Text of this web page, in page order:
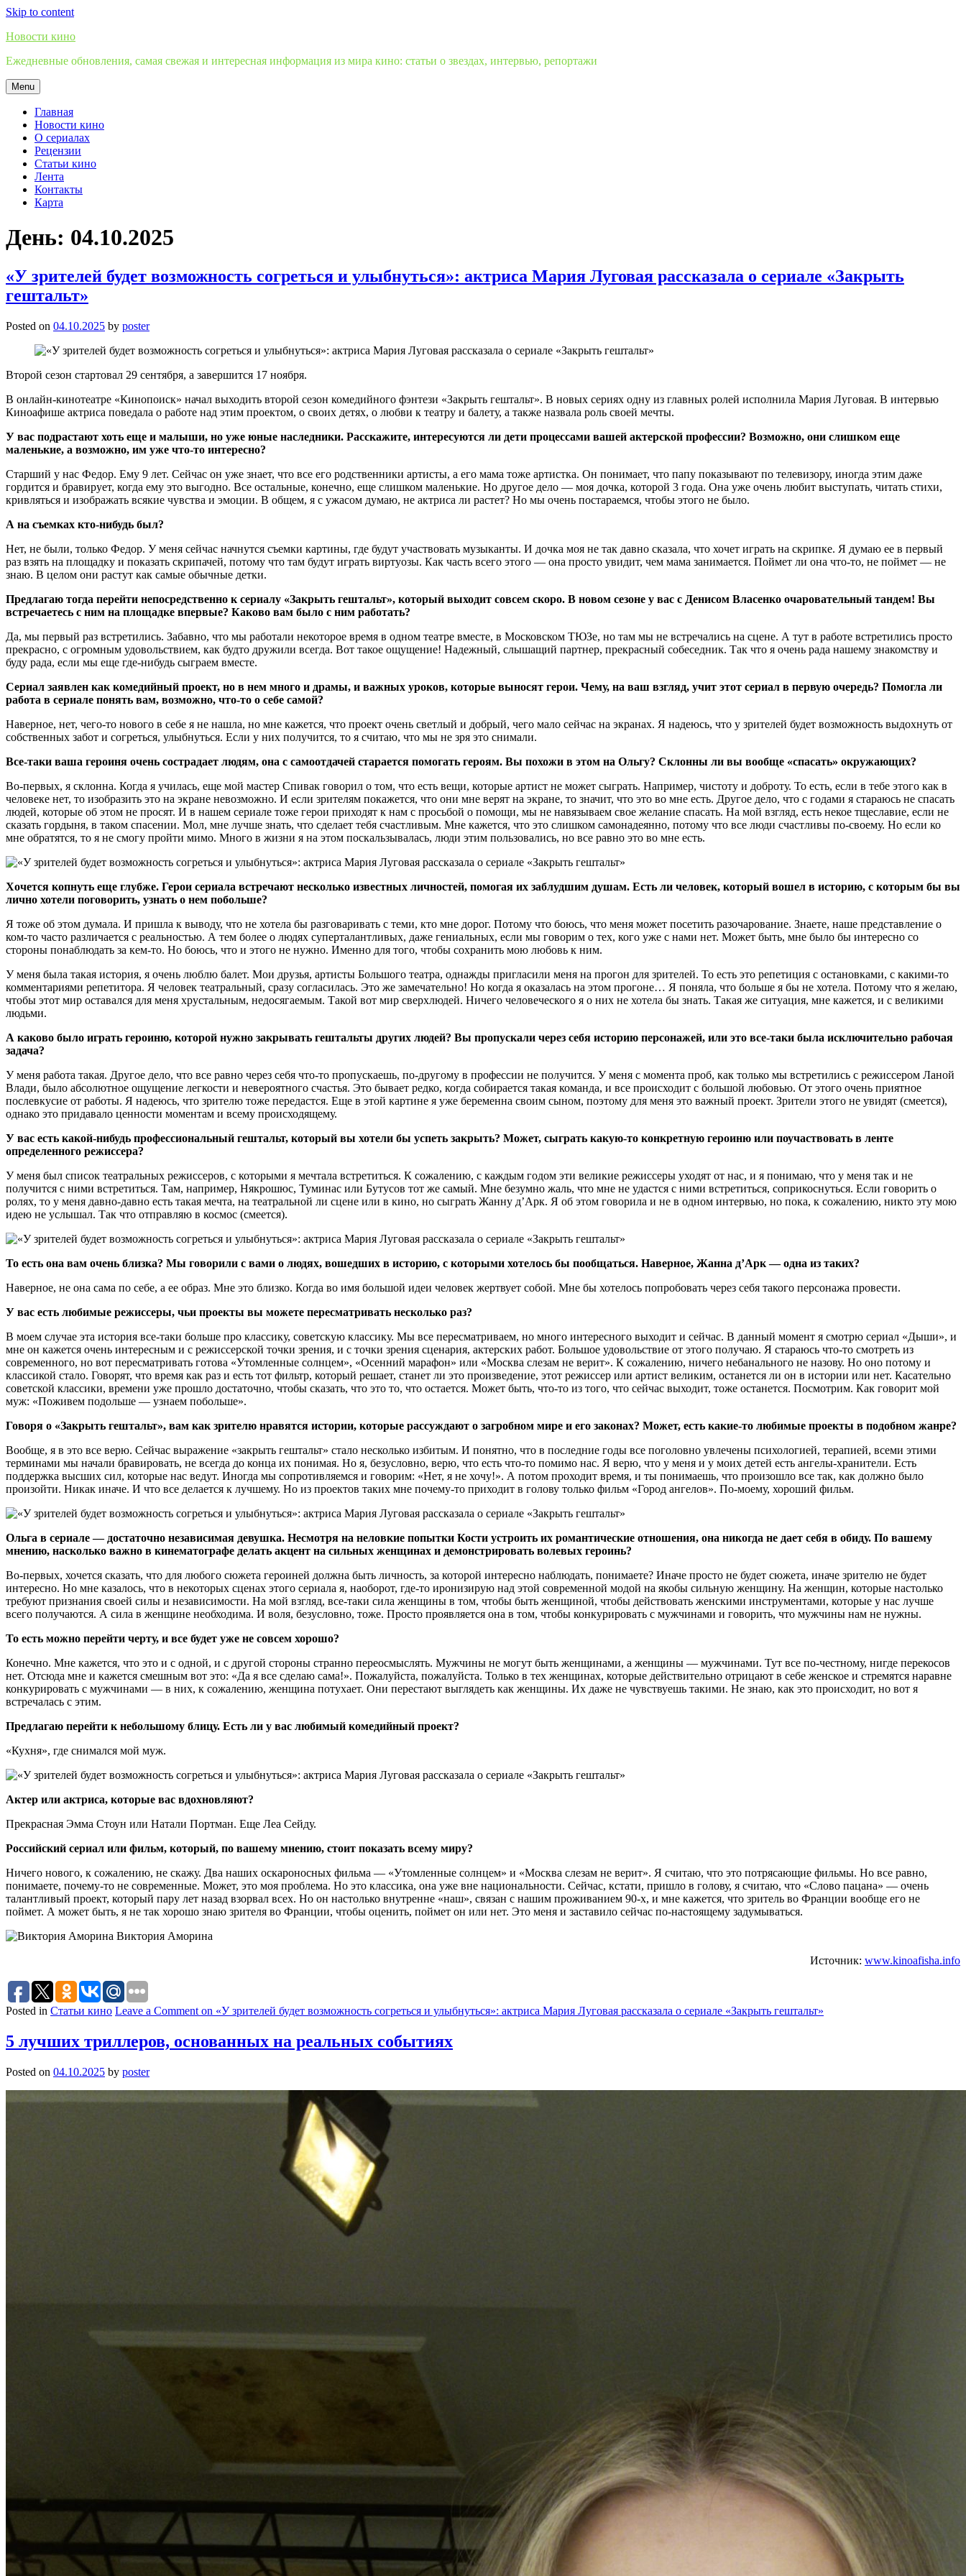
Skip to content
Новости кино
Ежедневные обновления, самая свежая и интересная информация из мира кино: статьи о звездах, интервью, репортажи
Menu
Главная
Новости кино
О сериалах
Рецензии
Статьи кино
Лента
Контакты
Карта
День: 04.10.2025
«У зрителей будет возможность согреться и улыбнуться»: актриса Мария Луговая рассказала о сериале «Закрыть
гештальт»
Posted on 04.10.2025 by poster
Второй сезон стартовал 29 сентября, а завершится 17 ноября.
В онлайн-кинотеатре «Кинопоиск» начал выходить второй сезон комедийного фэнтези «Закрыть гештальт». В новых сериях одну из главных ролей исполнила Мария Луговая. В интервью
Киноафише актриса поведала о работе над этим проектом, о своих детях, о любви к театру и балету, а также назвала роль своей мечты.
У вас подрастают хоть еще и малыши, но уже юные наследники. Расскажите, интересуются ли дети процессами вашей актерской профессии? Возможно, они слишком еще
маленькие, а возможно, им уже что-то интересно?
Старший у нас Федор. Ему 9 лет. Сейчас он уже знает, что все его родственники артисты, а его мама тоже артистка. Он понимает, что папу показывают по телевизору, иногда этим даже
гордится и бравирует, когда ему это выгодно. Все остальные, конечно, еще слишком маленькие. Но другое дело — моя дочка, которой 3 года. Она уже очень любит выступать, читать стихи,
кривляться и изображать всякие чувства и эмоции. В общем, я с ужасом думаю, не актриса ли растет? Но мы очень постараемся, чтобы этого не было.
А на съемках кто-нибудь был?
Нет, не были, только Федор. У меня сейчас начнутся съемки картины, где будут участвовать музыканты. И дочка моя не так давно сказала, что хочет играть на скрипке. Я думаю ее в первый
раз взять на площадку и показать скрипачей, потому что там будут играть виртуозы. Как часть всего этого — она просто увидит, чем мама занимается. Поймет ли она что-то, не поймет — не
знаю. В целом они растут как самые обычные детки.
Предлагаю тогда перейти непосредственно к сериалу «Закрыть гештальт», который выходит совсем скоро. В новом сезоне у вас с Денисом Власенко очаровательный тандем! Вы
встречаетесь с ним на площадке впервые? Каково вам было с ним работать?
Да, мы первый раз встретились. Забавно, что мы работали некоторое время в одном театре вместе, в Московском ТЮЗе, но там мы не встречались на сцене. А тут в работе встретились просто
прекрасно, с огромным удовольствием, как будто дружили всегда. Вот такое ощущение! Надежный, слышащий партнер, прекрасный собеседник. Так что я очень рада нашему знакомству и
буду рада, если мы еще где-нибудь сыграем вместе.
Сериал заявлен как комедийный проект, но в нем много и драмы, и важных уроков, которые выносят герои. Чему, на ваш взгляд, учит этот сериал в первую очередь? Помогла ли
работа в сериале понять вам, возможно, что-то о себе самой?
Наверное, нет, чего-то нового в себе я не нашла, но мне кажется, что проект очень светлый и добрый, чего мало сейчас на экранах. Я надеюсь, что у зрителей будет возможность выдохнуть от
собственных забот и согреться, улыбнуться. Если у них получится, то я считаю, что мы не зря это снимали.
Все-таки ваша героиня очень сострадает людям, она с самоотдачей старается помогать героям. Вы похожи в этом на Ольгу? Склонны ли вы вообще «спасать» окружающих?
Во-первых, я склонна. Когда я училась, еще мой мастер Спивак говорил о том, что есть вещи, которые артист не может сыграть. Например, чистоту и доброту. То есть, если в тебе этого как в
человеке нет, то изобразить это на экране невозможно. И если зрителям покажется, что они мне верят на экране, то значит, что это во мне есть. Другое дело, что с годами я стараюсь не спасать
людей, которые об этом не просят. И в нашем сериале тоже герои приходят к нам с просьбой о помощи, мы не навязываем свое желание спасать. На мой взгляд, есть некое тщеславие, если не
сказать гордыня, в таком спасении. Мол, мне лучше знать, что сделает тебя счастливым. Мне кажется, что это слишком самонадеянно, потому что все люди счастливы по-своему. Но если ко
мне обратятся, то я не смогу пройти мимо. Много в жизни я на этом поскальзывалась, люди этим пользовались, но все равно это во мне есть.
Хочется копнуть еще глубже. Герои сериала встречают несколько известных личностей, помогая их заблудшим душам. Есть ли человек, который вошел в историю, с которым бы вы
лично хотели поговорить, узнать о нем побольше?
Я тоже об этом думала. И пришла к выводу, что не хотела бы разговаривать с теми, кто мне дорог. Потому что боюсь, что меня может посетить разочарование. Знаете, наше представление о
ком-то часто различается с реальностью. А тем более о людях суперталантливых, даже гениальных, если мы говорим о тех, кого уже с нами нет. Может быть, мне было бы интересно со
стороны понаблюдать за кем-то. Но боюсь, что и этого не нужно. Именно для того, чтобы сохранить мою любовь к ним.
У меня была такая история, я очень люблю балет. Мои друзья, артисты Большого театра, однажды пригласили меня на прогон для зрителей. То есть это репетиция с остановками, с какими-то
комментариями репетитора. Я человек театральный, сразу согласилась. Это же замечательно! Но когда я оказалась на этом прогоне… Я поняла, что больше я бы не хотела. Потому что я желаю,
чтобы этот мир оставался для меня хрустальным, недосягаемым. Такой вот мир сверхлюдей. Ничего человеческого я о них не хотела бы знать. Такая же ситуация, мне кажется, и с великими
людьми.
А каково было играть героиню, которой нужно закрывать гештальты других людей? Вы пропускали через себя историю персонажей, или это все-таки была исключительно рабочая
задача?
У меня работа такая. Другое дело, что все равно через себя что-то пропускаешь, по-другому в профессии не получится. У меня с момента проб, как только мы встретились с режиссером Ланой
Влади, было абсолютное ощущение легкости и невероятного счастья. Это бывает редко, когда собирается такая команда, и все происходит с большой любовью. От этого очень приятное
послевкусие от работы. Я надеюсь, что зрителю тоже передастся. Еще в этой картине я уже беременна своим сыном, поэтому для меня это важный проект. Зрители этого не увидят (смеется),
однако это придавало ценности моментам и всему происходящему.
У вас есть какой-нибудь профессиональный гештальт, который вы хотели бы успеть закрыть? Может, сыграть какую-то конкретную героиню или поучаствовать в ленте
определенного режиссера?
У меня был список театральных режиссеров, с которыми я мечтала встретиться. К сожалению, с каждым годом эти великие режиссеры уходят от нас, и я понимаю, что у меня так и не
получится с ними встретиться. Там, например, Някрошюс, Туминас или Бутусов тот же самый. Мне безумно жаль, что мне не удастся с ними встретиться, соприкоснуться. Если говорить о
ролях, то у меня давно-давно есть такая мечта, на театральной ли сцене или в кино, но сыграть Жанну д’Арк. Я об этом говорила и не в одном интервью, но пока, к сожалению, никто эту мою
идею не услышал. Так что отправляю в космос (смеется).
То есть она вам очень близка? Мы говорили с вами о людях, вошедших в историю, с которыми хотелось бы пообщаться. Наверное, Жанна д’Арк — одна из таких?
Наверное, не она сама по себе, а ее образ. Мне это близко. Когда во имя большой идеи человек жертвует собой. Мне бы хотелось попробовать через себя такого персонажа провести.
У вас есть любимые режиссеры, чьи проекты вы можете пересматривать несколько раз?
В моем случае эта история все-таки больше про классику, советскую классику. Мы все пересматриваем, но много интересного выходит и сейчас. В данный момент я смотрю сериал «Дыши», и
мне он кажется очень интересным и с режиссерской точки зрения, и с точки зрения сценария, актерских работ. Большое удовольствие от этого получаю. Я стараюсь что-то смотреть из
современного, но вот пересматривать готова «Утомленные солнцем», «Осенний марафон» или «Москва слезам не верит». К сожалению, ничего небанального не назову. Но оно потому и
классикой стало. Говорят, что время как раз и есть тот фильтр, который решает, станет ли это произведение, этот режиссер или артист великим, останется ли он в истории или нет. Касательно
советской классики, времени уже прошло достаточно, чтобы сказать, что это то, что остается. Может быть, что-то из того, что сейчас выходит, тоже останется. Посмотрим. Как говорит мой
муж: «Поживем подольше — узнаем побольше».
Говоря о «Закрыть гештальт», вам как зрителю нравятся истории, которые рассуждают о загробном мире и его законах? Может, есть какие-то любимые проекты в подобном жанре?
Вообще, я в это все верю. Сейчас выражение «закрыть гештальт» стало несколько избитым. И понятно, что в последние годы все поголовно увлечены психологией, терапией, всеми этими
терминами мы начали бравировать, не всегда до конца их понимая. Но я, безусловно, верю, что есть что-то помимо нас. Я верю, что у меня и у моих детей есть ангелы-хранители. Есть
поддержка высших сил, которые нас ведут. Иногда мы сопротивляемся и говорим: «Нет, я не хочу!». А потом проходит время, и ты понимаешь, что произошло все так, как должно было
произойти. Никак иначе. И что все делается к лучшему. Но из проектов таких мне почему-то приходит в голову только фильм «Город ангелов». По-моему, хороший фильм.
Ольга в сериале — достаточно независимая девушка. Несмотря на неловкие попытки Кости устроить их романтические отношения, она никогда не дает себя в обиду. По вашему
мнению, насколько важно в кинематографе делать акцент на сильных женщинах и демонстрировать волевых героинь?
Во-первых, хочется сказать, что для любого сюжета героиней должна быть личность, за которой интересно наблюдать, понимаете? Иначе просто не будет сюжета, иначе зрителю не будет
интересно. Но мне казалось, что в некоторых сценах этого сериала я, наоборот, где-то иронизирую над этой современной модой на якобы сильную женщину. На женщин, которые настолько
требуют признания своей силы и независимости. На мой взгляд, все-таки сила женщины в том, чтобы быть женщиной, чтобы действовать женскими инструментами, которые у нас лучше
всего получаются. А сила в женщине необходима. И воля, безусловно, тоже. Просто проявляется она в том, чтобы конкурировать с мужчинами и говорить, что мужчины нам не нужны.
То есть можно перейти черту, и все будет уже не совсем хорошо?
Конечно. Мне кажется, что это и с одной, и с другой стороны странно переосмыслять. Мужчины не могут быть женщинами, а женщины — мужчинами. Тут все по-честному, нигде перекосов
нет. Отсюда мне и кажется смешным вот это: «Да я все сделаю сама!». Пожалуйста, пожалуйста. Только в тех женщинах, которые действительно отрицают в себе женское и стремятся наравне
конкурировать с мужчинами — в них, к сожалению, женщина потухает. Они перестают выглядеть как женщины. Их даже не чувствуешь такими. Не знаю, как это происходит, но вот я
встречалась с этим.
Предлагаю перейти к небольшому блицу. Есть ли у вас любимый комедийный проект?
«Кухня», где снимался мой муж.
Актер или актриса, которые вас вдохновляют?
Прекрасная Эмма Стоун или Натали Портман. Еще Леа Сейду.
Российский сериал или фильм, который, по вашему мнению, стоит показать всему миру?
Ничего нового, к сожалению, не скажу. Два наших оскароносных фильма — «Утомленные солнцем» и «Москва слезам не верит». Я считаю, что это потрясающие фильмы. Но все равно,
понимаете, почему-то не современные. Может, это моя проблема. Но это классика, она уже вне национальности. Сейчас, кстати, пришло в голову, я считаю, что «Слово пацана» — очень
талантливый проект, который пару лет назад взорвал всех. Но он настолько внутренне «наш», связан с нашим проживанием 90-х, и мне кажется, что зритель во Франции вообще его не
поймет. А может быть, я не так хорошо знаю зрителя во Франции, чтобы оценить, поймет он или нет. Это меня и заставило сейчас по-настоящему задумываться.
Виктория Аморина
Источник: www.kinoafisha.info
Posted in Статьи кино Leave a Comment on «У зрителей будет возможность согреться и улыбнуться»: актриса Мария Луговая рассказала о сериале «Закрыть гештальт»
5 лучших триллеров, основанных на реальных событиях
Posted on 04.10.2025 by poster